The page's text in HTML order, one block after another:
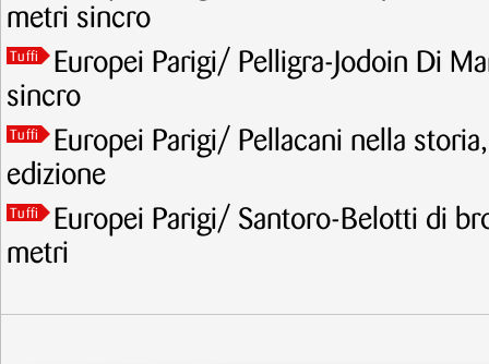
metri sincro
Tuffi
Europei Parigi/ Pelligra-Jodoin Di
sincro
Tuffi
Europei Parigi/ Pellacani nella
edizione
Tuffi
Europei Parigi/ Santoro-Belotti di
metri